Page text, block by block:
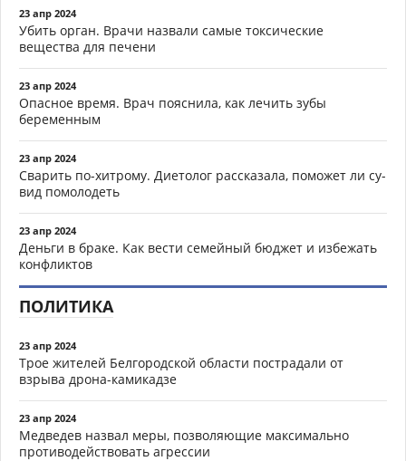
23 апр 2024
Убить орган. Врачи назвали самые токсические
вещества для печени
23 апр 2024
Опасное время. Врач пояснила, как лечить зубы
беременным
23 апр 2024
Сварить по-хитрому. Диетолог рассказала, поможет ли су-
вид помолодеть
23 апр 2024
Деньги в браке. Как вести семейный бюджет и избежать
конфликтов
ПОЛИТИКА
23 апр 2024
Трое жителей Белгородской области пострадали от
взрыва дрона-камикадзе
23 апр 2024
Медведев назвал меры, позволяющие максимально
противодействовать агрессии